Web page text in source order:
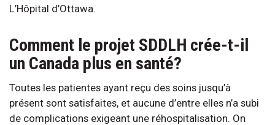
L’Hôpital d’Ottawa.
Comment le projet SDDLH crée-t-il
un Canada plus en santé?
Toutes les patientes ayant reçu des soins jusqu’à
présent sont satisfaites, et aucune d’entre elles n’a subi
de complications exigeant une réhospitalisation. On